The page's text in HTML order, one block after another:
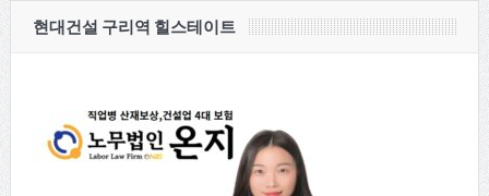
현대건설 구리역 힐스테이트